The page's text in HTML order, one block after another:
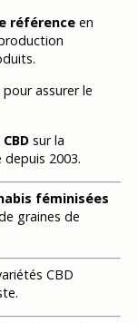
référenceen
assurer le
CBDsur la
2003.
féminisées
graines de
CBD